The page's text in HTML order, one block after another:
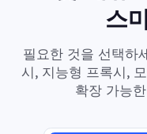
스
필요한 것을 선택하
시, 지능형 프록시,
확장 가능